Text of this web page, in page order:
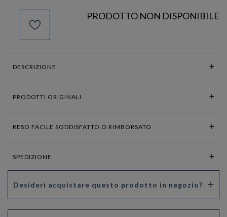
PRODOTTO NON DISPONIBILE
DESCRIZIONE
PRODOTTI ORIGINALI
RESO FACILE SODDISFATTO O RIMBORSATO
SPEDIZIONE
Desideri acquistare questo prodotto in negozio?